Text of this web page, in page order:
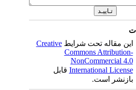
این مقاله تحت شرایطCreative
Commons
NonCommercial
Internationalقابل
بازنشر است.